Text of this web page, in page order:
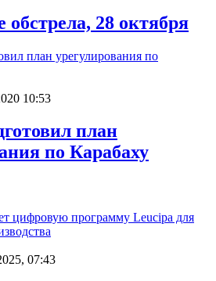
обстрела, 28 октября
10:53
план
по Карабаху
07:43